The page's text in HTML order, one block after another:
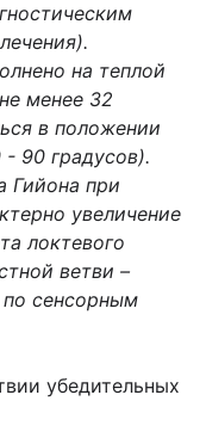
на теплой
менее 32
в положении
90 градусов).
Гийона при
увеличение
локтевого
ветви –
сенсорным
убедительных